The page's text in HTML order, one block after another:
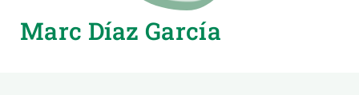
Marc Díaz García
CIÈNCIA EN ACCIÓ